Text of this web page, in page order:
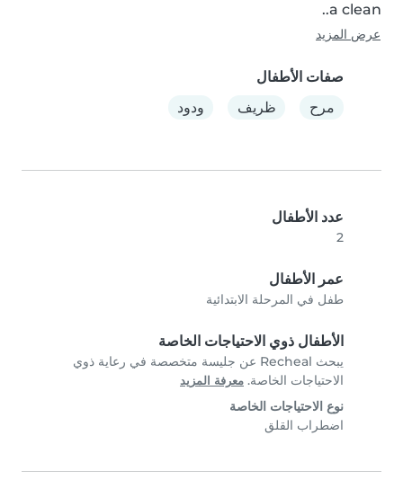
a clean..
عرض المزيد
صفات الأطفال
مرح
ظريف ودود
عدد الأطفال
2
عمر الأطفال
طفل في المرحلة الابتدائية
الأطفال ذوي الاحتياجات الخاصة
يبحث Recheal عن جليسة متخصصة في رعاية ذوي
الاحتياجات الخاصة. معرفة المزيد
نوع الاحتياجات الخاصة
اضطراب القلق